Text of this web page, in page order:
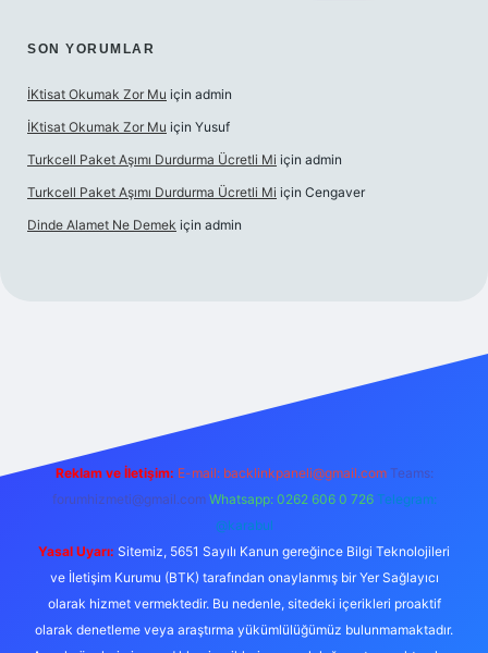
SON YORUMLAR
İKtisat Okumak Zor Mu için admin
İKtisat Okumak Zor Mu için Yusuf
Turkcell Paket Aşımı Durdurma Ücretli Mi için admin
Turkcell Paket Aşımı Durdurma Ücretli Mi için Cengaver
Dinde Alamet Ne Demek için admin
Reklam ve İletişim: E-mail: backlinkpaneli@gmail.com Teams:
forumhizmeti@gmail.com Whatsapp: 0262 606 0 726 Telegram:
@karabul
Yasal Uyarı: Sitemiz, 5651 Sayılı Kanun gereğince Bilgi Teknolojileri
ve İletişim Kurumu (BTK) tarafından onaylanmış bir Yer Sağlayıcı
olarak hizmet vermektedir. Bu nedenle, sitedeki içerikleri proaktif
olarak denetleme veya araştırma yükümlülüğümüz bulunmamaktadır.